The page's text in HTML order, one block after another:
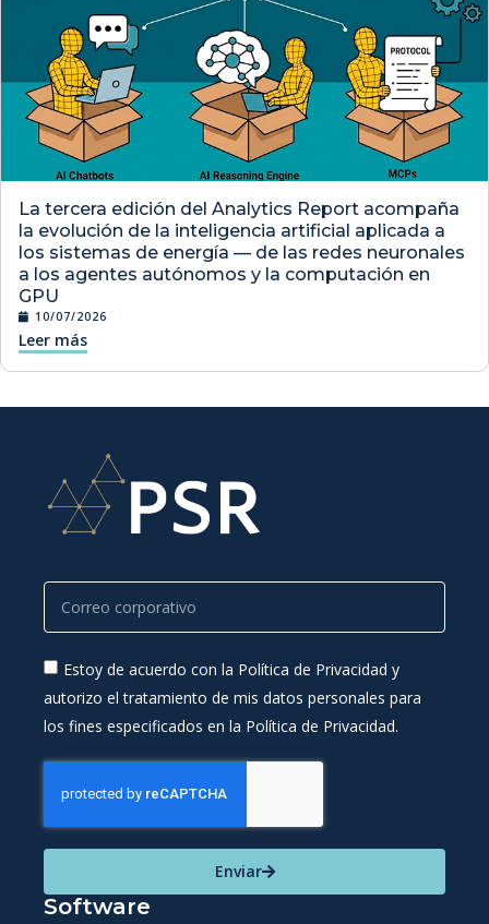
La tercera edición del Analytics Report acompaña
la evolución de la inteligencia artificial aplicada a
los sistemas de energía — de las redes neuronales
a los agentes autónomos y la computación en
GPU
10/07/2026
Leer más
Estoy de acuerdo con la Política de Privacidad y
autorizo el tratamiento de mis datos personales para
los fines especificados en la Política de Privacidad.
Enviar
Software